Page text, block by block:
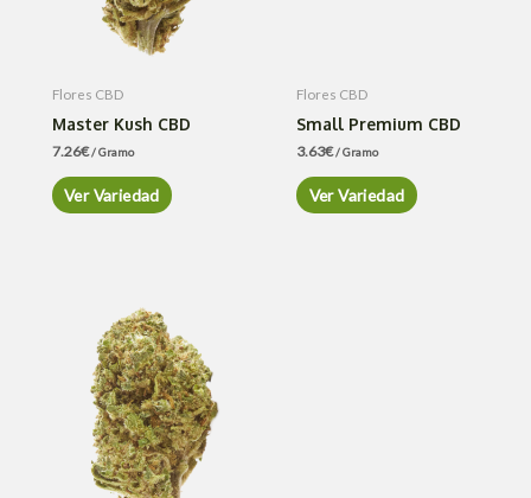
Flores CBD
Master Kush CBD
7.26€/ Gramo
Ver Variedad
Flores CBD
Small Premium CBD
3.63€/ Gramo
Ver Variedad